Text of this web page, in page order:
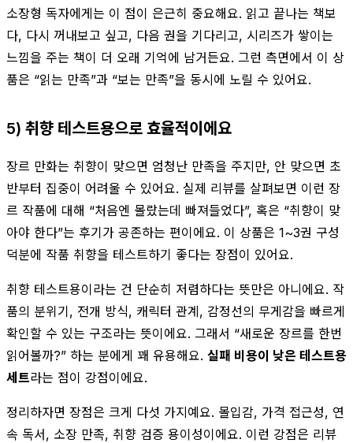
소장형 독자에게는 이 점이 은근히 중요해요. 읽고 끝나는 책보
다, 다시 꺼내보고 싶고, 다음 권을 기다리고, 시리즈가 쌓이는
느낌을 주는 책이 더 오래 기억에 남거든요. 그런 측면에서 이 상
품은 “읽는 만족”과 “보는 만족”을 동시에 노릴 수 있어요.
5) 취향 테스트용으로 효율적이에요
장르 만화는 취향이 맞으면 엄청난 만족을 주지만, 안 맞으면 초
반부터 집중이 어려울 수 있어요. 실제 리뷰를 살펴보면 이런 장
르 작품에 대해 “처음엔 몰랐는데 빠져들었다”, 혹은 “취향이 맞
아야 한다”는 후기가 공존하는 편이에요. 이 상품은 1~3권 구성
덕분에 작품 취향을 테스트하기 좋다는 장점이 있어요.
취향 테스트용이라는 건 단순히 저렴하다는 뜻만은 아니에요. 작
품의 분위기, 전개 방식, 캐릭터 관계, 감정선의 무게감을 빠르게
확인할 수 있는 구조라는 뜻이에요. 그래서 “새로운 장르를 한번
읽어볼까?” 하는 분에게 꽤 유용해요. 실패 비용이 낮은 테스트용
세트라는 점이 강점이에요.
정리하자면 장점은 크게 다섯 가지예요. 몰입감, 가격 접근성, 연
속 독서, 소장 만족, 취향 검증 용이성이에요. 이런 강점은 리뷰